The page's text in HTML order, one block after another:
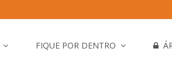
FIQUE POR DENTRO